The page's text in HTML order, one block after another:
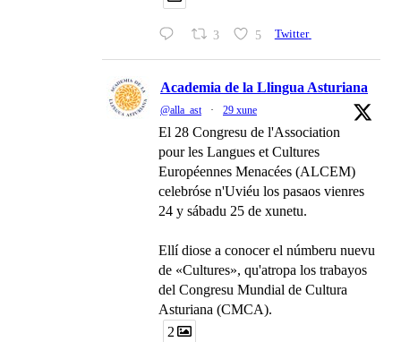
3 5 Twitter
Academia de la Llingua Asturiana
@alla_ast · 29 xune
El 28 Congresu de l'Association
pour les Langues et Cultures
Européennes Menacées (ALCEM)
celebróse n'Uviéu los pasaos vienres
24 y sábadu 25 de xunetu.
Ellí diose a conocer el númberu nuevu
de «Cultures», qu'atropa los trabayos
del Congresu Mundial de Cultura
Asturiana (CMCA).
2